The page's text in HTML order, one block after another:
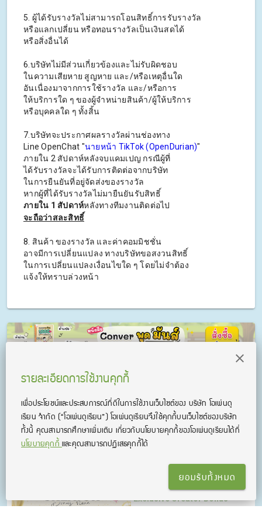
5. ผู้ได้รับรางวัลไม่สามารถโอนสิทธิ์การรับรางวัล
หรือแลกเปลี่ยน หรือทอนรางวัลเป็นเงินสดได้
หรือสิ่งอื่นได้
6.บริษัทไม่มีส่วนเกี่ยวข้องและไม่รับผิดชอบ
ในความเสียหาย สูญหาย และ/หรือเหตุอื่นใด
อันเนื่องมาจากการใช้รางวัล และ/หรือการ
ให้บริการใด ๆ ของผู้จําหน่ายสินค้า/ผู้ให้บริการ
หรือบุคคลใด ๆ ทั้งสิ้น
7.บริษัทจะประกาศผลรางวัลผ่านช่องทาง
Line OpenChat "นายหน้า TikTok (OpenDurian)"
ภายใน 2 สัปดาห์หลังจบแคมเปญ กรณีผู้ที่
ได้รับรางวัลจะได้รับการติดต่อจากบริษัท
ในการยืนยันที่อยู่จัดส่งของรางวัล
หากผู้ที่ได้รับรางวัลไม่มายืนยันรับสิทธิ์
ภายใน 1 สัปดาห์หลังทางทีมงานติดต่อไป
จะถือว่าสละสิทธิ์
8. สินค้า ของรางวัล และค่าคอมมิชชั่น
อาจมีการเปลี่ยนแปลง ทางบริษัทขอสงวนสิทธิ์
ในการเปลี่ยนแปลงเงื่อนไขใด ๆ โดยไม่จําต้อง
แจ้งให้ทราบล่วงหน้า
สร้างรายได้ง่ายๆ ด้วย
TikTok Affiliate (ใครๆ ก็
ทำได้)
TikTok Affiliate :
Exclusive Creator Bonus
รายละเอียดการใช้งานคุกกี้
เพื่อประโยชน์และประสบการณ์ที่ดีในการใช้งานเว็บไซต์ของ บริษัท โอเพ่นดู
เรียน จํากัด (“โอเพ่นดูเรียน”)โอเพ่นดูเรียนจึงใช้คุกกี้บนเว็บไซต์ของบริษัท
ทั้งนี้ คุณสามารถศึกษาเพิ่มเติม เกี่ยวกับนโยบายคุกกี้ของโอเพ่นดูเรียนได้ที่
นโยบายคุกกี้และคุณสามารถปฏิเสธคุกกี้ได้
ยอมรับทั้งหมด